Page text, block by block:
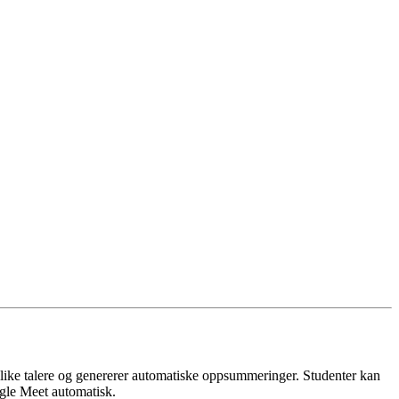
talere og genererer automatiske oppsummeringer. Studenter kan
Meet automatisk.